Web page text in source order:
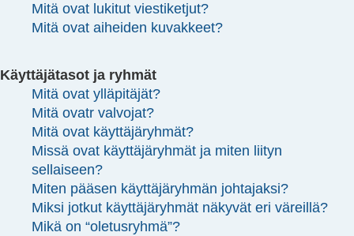
Mitä ovat lukitut viestiketjut?
Mitä ovat aiheiden kuvakkeet?
Käyttäjätasot ja ryhmät
Mitä ovat ylläpitäjät?
Mitä ovatr valvojat?
Mitä ovat käyttäjäryhmät?
Missä ovat käyttäjäryhmät ja miten liityn
sellaiseen?
Miten pääsen käyttäjäryhmän johtajaksi?
Miksi jotkut käyttäjäryhmät näkyvät eri väreillä?
Mikä on “oletusryhmä”?